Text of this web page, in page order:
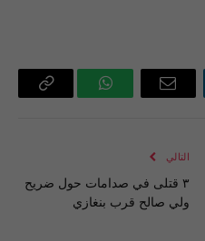
البريد
واتساب Copy
التالي
٣ قتلى في صدامات حول ضريح
ولي صالح قرب بنغازي